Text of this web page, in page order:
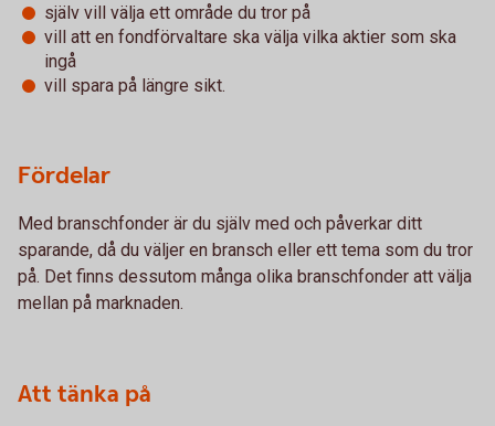
själv vill välja ett område du tror på
vill att en fondförvaltare ska välja vilka aktier som ska
ingå
vill spara på längre sikt.
Fördelar
Med branschfonder är du själv med och påverkar ditt
sparande, då du väljer en bransch eller ett tema som du tror
på. Det finns dessutom många olika branschfonder att välja
mellan på marknaden.
Att tänka på